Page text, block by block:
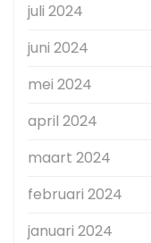
juli 2024
juni 2024
mei 2024
april 2024
maart 2024
februari 2024
januari 2024